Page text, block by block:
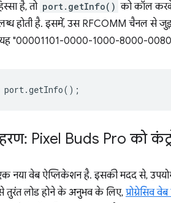
है, तो port.getInfo() को कॉल करके
होती है. इसमें, उस RFCOMM चैनल से
यह "00001101-0000-1000-8000-
port.getInfo();
Pixel Buds Pro को
वेब ऐप्लिकेशन है. इसकी मदद से,
तुरंत लोड होने के अनुभव के लिए, प्रोग्रेसिव